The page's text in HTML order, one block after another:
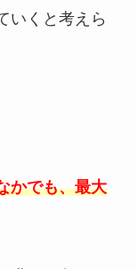
いくと考えら
かでも、最大